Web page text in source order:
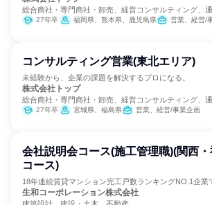
総合商社・専門商社・卸売、経営コンサルティング、
27年卒 福岡県、熊本県、鹿児島県 営業、経営/
コンサルティング営業(東北エリア)
未経験から、企業の課題を解決するプロになる。
株式会社トップ
総合商社・専門商社・卸売、経営コンサルティング、
27年卒 宮城県、福島県 営業、経営/事業企画
会社説明会コース(施工管理職)(関西
コース)
18年連続賃貸マンション完工戸数ランキングNO.1企業
生和コーポレーション株式会社